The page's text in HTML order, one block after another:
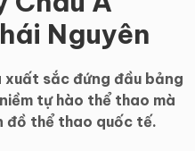
Nguyên
xuất sắc đứng đầu bảng
tự hào thể thao mà
đồ thể thao quốc tế.